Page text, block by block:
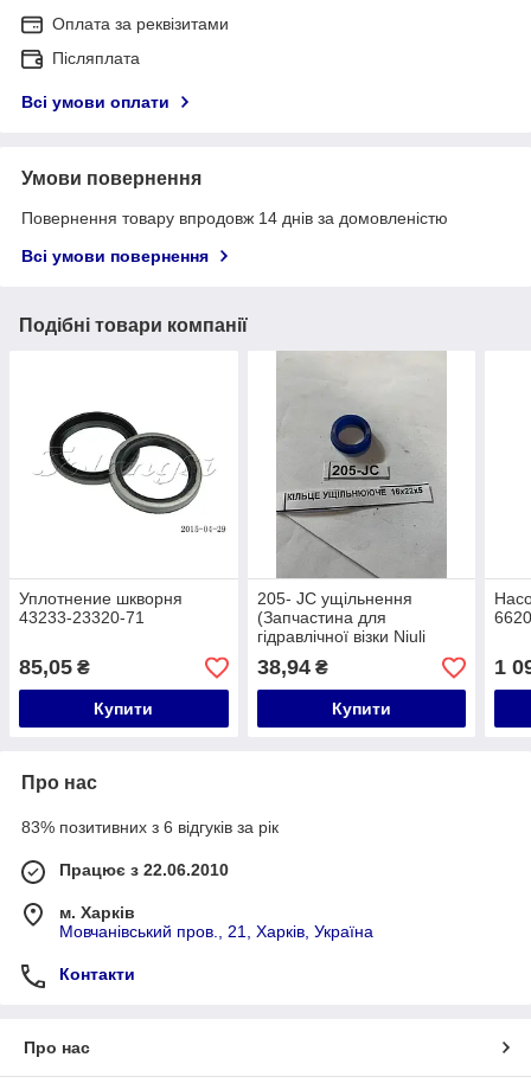
Оплата за реквізитами
Післяплата
Всі умови оплати
Умови повернення
Повернення товару впродовж 14 днів за домовленістю
Всі умови повернення
Подібні товари компанії
Уплотнение шкворня
43233-23320-71
85,05 ₴
Купити
205- JC ущільнення
(Запчастина для
гідравлічної візки Niuli
CBY-AC20, CBY-AC25,
CBY-AC30, CBY-FD25,
CBY-JC20)
38,94₴
Купити
1
Про нас
83% позитивних з 6 відгуків за рік
Працює з 22.06.2010
м. Харків
Мовчанівський пров., 21, Харків, Україна
Контакти
Про нас